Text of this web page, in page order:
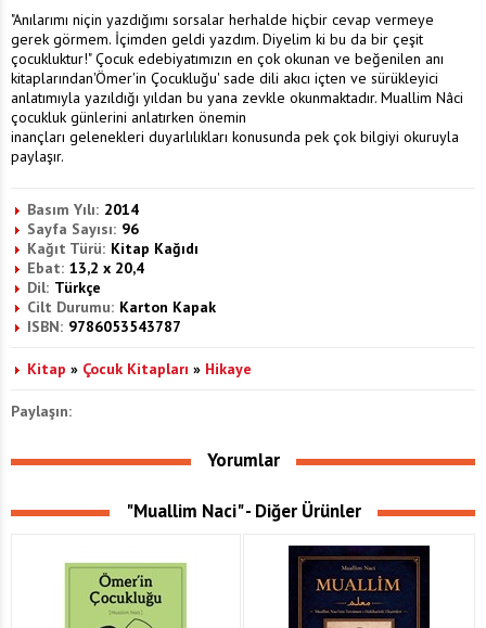
"Anılarımı niçin yazdığımı sorsalar herhalde hiçbir cevap vermeye
gerek görmem. İçimden geldi yazdım. Diyelim ki bu da bir çeşit
çocukluktur!" Çocuk edebiyatımızın en çok okunan ve beğenilen anı
kitaplarından'Ömer'in Çocukluğu' sade dili akıcı içten ve sürükleyici
anlatımıyla yazıldığı yıldan bu yana zevkle okunmaktadır. Muallim Nâci
çocukluk günlerini anlatırken önemin
inançları gelenekleri duyarlılıkları konusunda pek çok bilgiyi okuruyla
paylaşır.
Basım Yılı: 2014
Sayfa Sayısı: 96
Kağıt Türü: Kitap Kağıdı
Ebat: 13,2 x 20,4
Dil: Türkçe
Cilt Durumu: Karton Kapak
ISBN: 9786053543787
Kitap » Çocuk Kitapları » Hikaye
Paylaşın:
Yorumlar
"Muallim Naci" - Diğer Ürünler